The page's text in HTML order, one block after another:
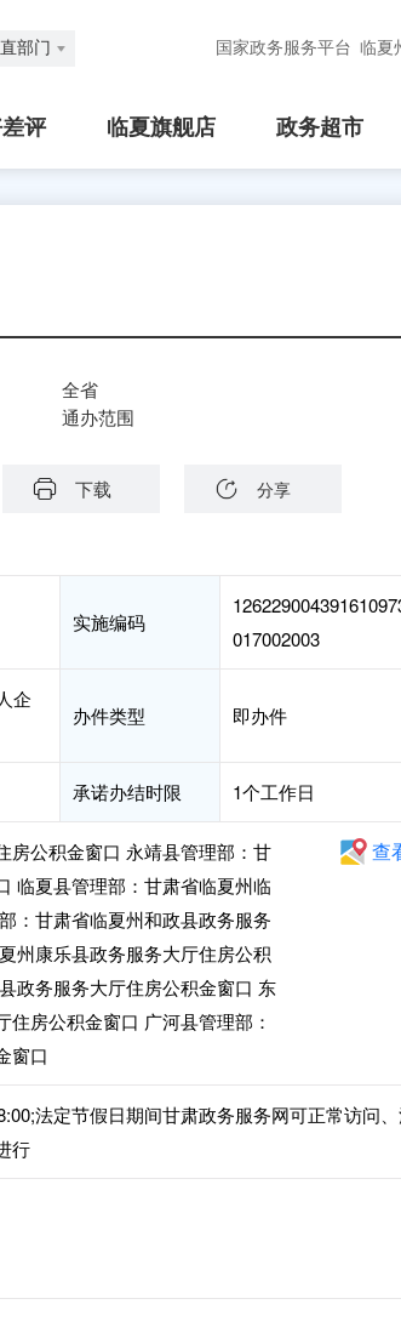
部门 国家政务服务平台 临夏
评 临夏旗舰店 政务超市
全省
通办范围
下载 分享
实施编码
017002003
企
办件类型 即办件
承诺办结时限 1个工作日
房公积金窗口 永靖县管理部：甘
临夏县管理部：甘肃省临夏州临
：甘肃省临夏州和政县政务服务
州康乐县政务服务大厅住房公积
政务服务大厅住房公积金窗口 东
房公积金窗口 广河县管理部：
窗口
查
法定节假日期间甘肃政务服务网可正常访问
行